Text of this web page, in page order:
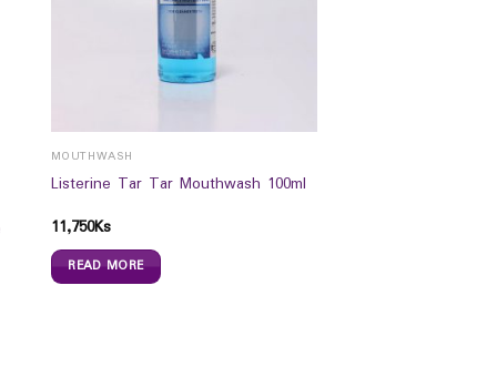
MOUTHWASH
Listerine Tar Tar Mouthwash 100ml
11,750Ks
READ MORE